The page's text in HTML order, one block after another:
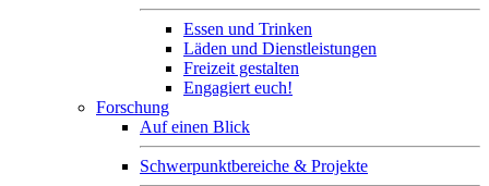
Essen und Trinken
Läden und Dienstleistungen
Freizeit gestalten
Engagiert euch!
Forschung
Auf einen Blick
Schwerpunktbereiche & Projekte